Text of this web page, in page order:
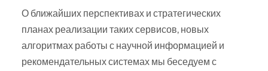
О ближайших перспективах и стратегических
планах реализации таких сервисов, новых
алгоритмах работы с научной информацией и
рекомендательных системах мы беседуем с